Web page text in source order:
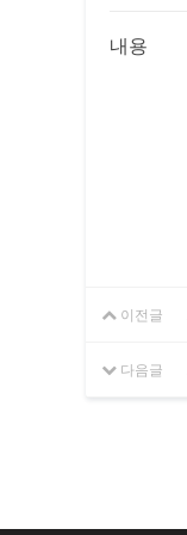
내용
이전글
다음글